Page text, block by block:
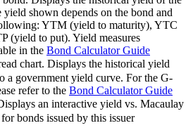
shown depends on the bond and
YTM (yield to maturity), YTC
(yield to put). Yield measures
in the Bond Calculator Guide
chart. Displays the historical yield
a government yield curve. For the G-
refer to the Bond Calculator Guide
an interactive yield vs. Macaulay
bonds issued by this issuer